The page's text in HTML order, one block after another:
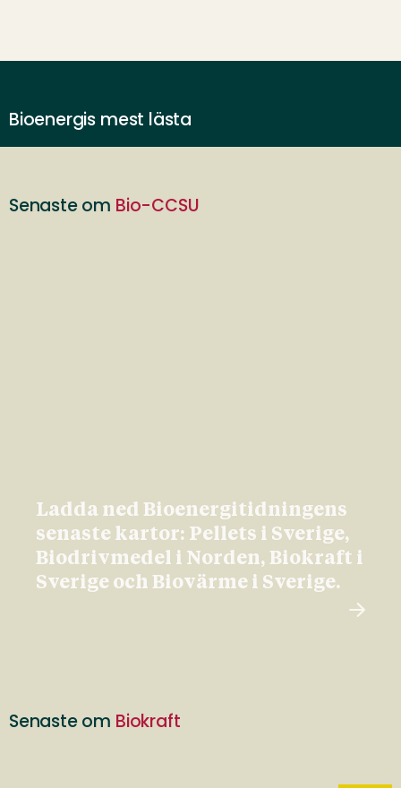
Bioenergis mest lästa
Senaste om Bio-CCSU
Ladda ned Bioenergitidningens
senaste kartor: Pellets i Sverige,
Biodrivmedel i Norden, Biokraft i
Sverige och Biovärme i Sverige.
Senaste om Biokraft